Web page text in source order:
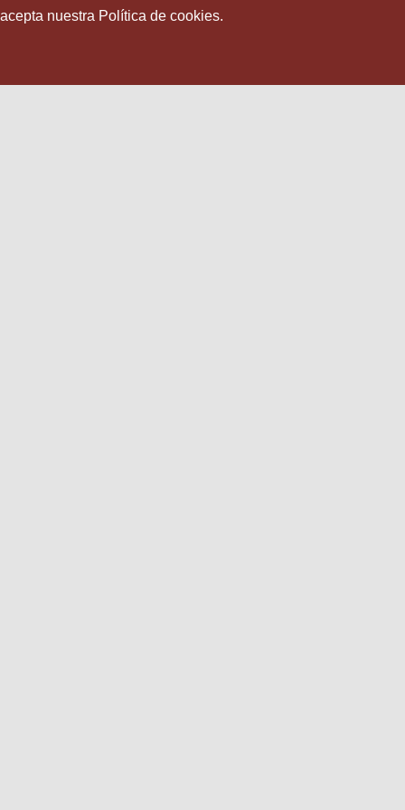
nuestra Política de cookies.